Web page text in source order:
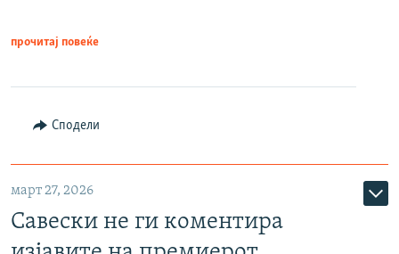
прочитај повеќе
Сподели
март 27, 2026
Савески не ги коментира